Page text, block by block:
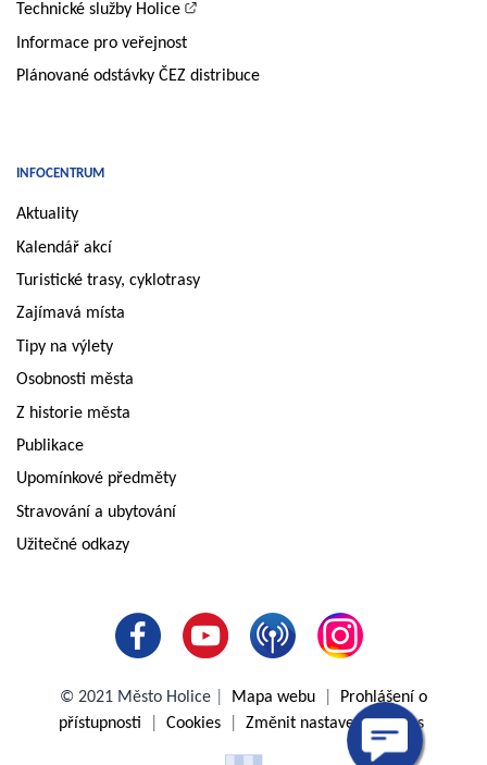
Technické služby Holice
Informace pro veřejnost
Plánované odstávky ČEZ distribuce
INFOCENTRUM
Aktuality
Kalendář akcí
Turistické trasy, cyklotrasy
Zajímavá místa
Tipy na výlety
Osobnosti města
Z historie města
Publikace
Upomínkové předměty
Stravování a ubytování
Užitečné odkazy
© 2021 Město Holice Mapa webu
Prohlášení o
přístupnosti
Cookies Změnit nastavení cookies